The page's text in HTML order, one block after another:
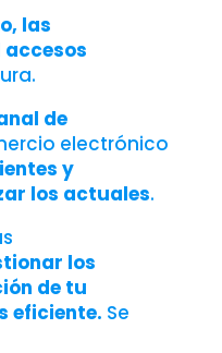
las
de
electrónico
y
los actuales.
los
de tu
eficiente. Se